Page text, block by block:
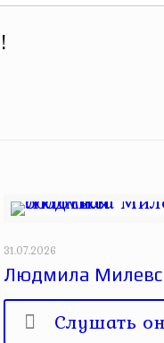
31.07.2026
Людмила
Слушать